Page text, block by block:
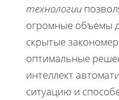
технологии
огромные объемы
скрытые
оптимальные
интеллект
ситуацию и